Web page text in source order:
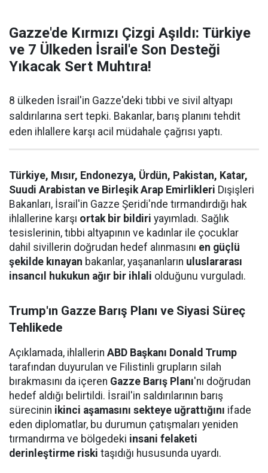
Gazze'de Kırmızı Çizgi Aşıldı: Türkiye
ve 7 Ülkeden İsrail'e Son Desteği
Yıkacak Sert Muhtıra!
8 ülkeden İsrail'in Gazze'deki tıbbi ve sivil altyapı
saldırılarına sert tepki. Bakanlar, barış planını tehdit
eden ihlallere karşı acil müdahale çağrısı yaptı.
Türkiye, Mısır, Endonezya, Ürdün, Pakistan, Katar,
Suudi Arabistan ve Birleşik Arap Emirlikleri Dışişleri
Bakanları, İsrail'in Gazze Şeridi'nde tırmandırdığı hak
ihlallerine karşı ortak bir bildiri yayımladı. Sağlık
tesislerinin, tıbbi altyapının ve kadınlar ile çocuklar
dahil sivillerin doğrudan hedef alınmasını en güçlü
şekilde kınayan bakanlar, yaşananların uluslararası
insancıl hukukun ağır bir ihlali olduğunu vurguladı.
Trump'ın Gazze Barış Planı ve Siyasi Süreç
Tehlikede
Açıklamada, ihlallerin ABD Başkanı Donald Trump
tarafından duyurulan ve Filistinli grupların silah
bırakmasını da içeren Gazze Barış Planı'nı doğrudan
hedef aldığı belirtildi. İsrail'in saldırılarının barış
sürecinin ikinci aşamasını sekteye uğrattığını ifade
eden diplomatlar, bu durumun çatışmaları yeniden
tırmandırma ve bölgedeki insani felaketi
derinleştirme riski taşıdığı hususunda uyardı.